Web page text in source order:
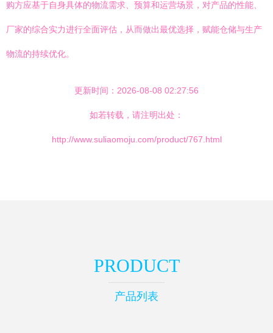
购方应基于自身具体的物流需求、预算和运营场景，对产品的性能、
厂家的综合实力进行全面评估，从而做出最优选择，赋能仓储与生产
物流的持续优化。
更新时间：2026-08-08 02:27:56
如若转载，请注明出处：
http://www.suliaomoju.com/product/767.html
PRODUCT
产品列表